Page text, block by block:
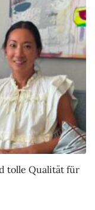
tolle Qualität für